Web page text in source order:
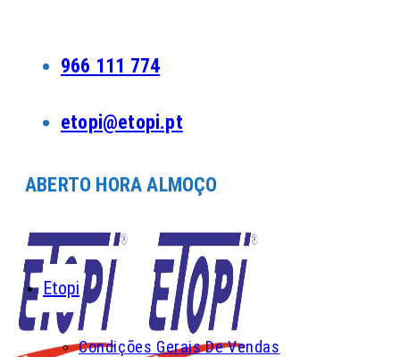
966 111 774
etopi@etopi.pt
ABERTO HORA ALMOÇO
Etopi
Condições Gerais De Vendas